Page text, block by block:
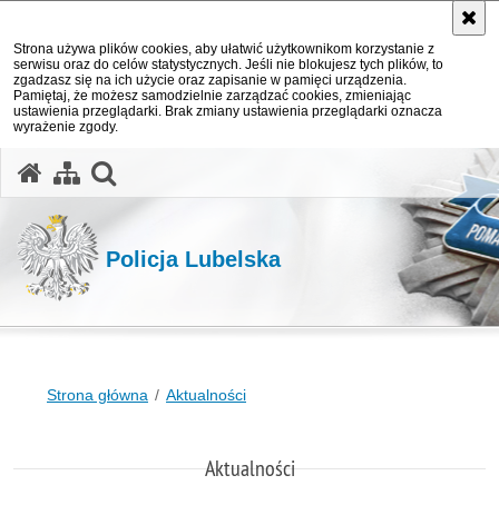
Strona używa plików cookies, aby ułatwić użytkownikom korzystanie z
serwisu oraz do celów statystycznych. Jeśli nie blokujesz tych plików, to
zgadzasz się na ich użycie oraz zapisanie w pamięci urządzenia.
Pamiętaj, że możesz samodzielnie zarządzać cookies, zmieniając
ustawienia przeglądarki. Brak zmiany ustawienia przeglądarki oznacza
wyrażenie zgody.
Policja Lubelska
Strona główna Aktualności
Aktualności